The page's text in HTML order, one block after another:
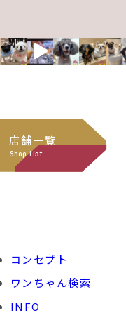
店舗一覧
Shop List
コンセプト
ワンちゃん検索
INFO